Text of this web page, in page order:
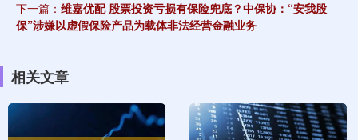
下一篇： 维嘉优配 股票投资亏损有保险兜底？中保协：“安我股
保”涉嫌以虚假保险产品为载体非法经营金融业务
相关文章